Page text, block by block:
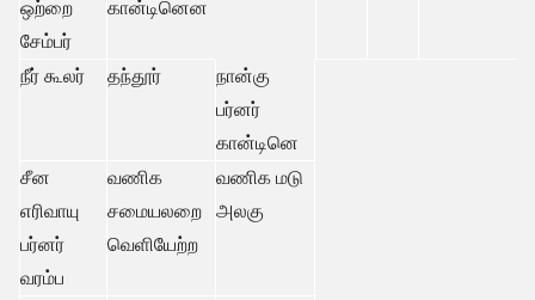
ஒற்றை
சேம்பர்
கான்டினென
நீர் கூலர் தந்தூர்
நான்கு
பர்னர்
கான்டினெ
சீன
எரிவாயு
பர்னர்
வரம்ப
வணிக
சமையலறை
வெளியேற்ற
வணிக மடு
அலகு